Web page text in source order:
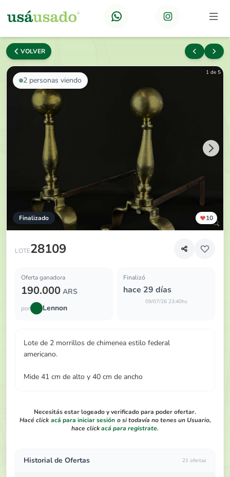
VOLVER
2 personas viendo
Finalizado 10
1 de 5
LOTE28109
Lote de 2 morrillos de chimenea estilo federal americano
Oferta ganadora
190.000 ARS
por Lennon
Finalizó
hace 29 días
09/07/26 23:40hs
Lote de 2 morrillos de chimenea estilo federal
americano.
Mide 41 cm de alto y 40 cm de ancho
Necesitás estar logeado y verificado para poder ofertar.
Hacé click acá para iniciar sesión o si todavía no tenes un Usuario,
hace clickacá para registrate.
Historial de Ofertas 21 ofertas